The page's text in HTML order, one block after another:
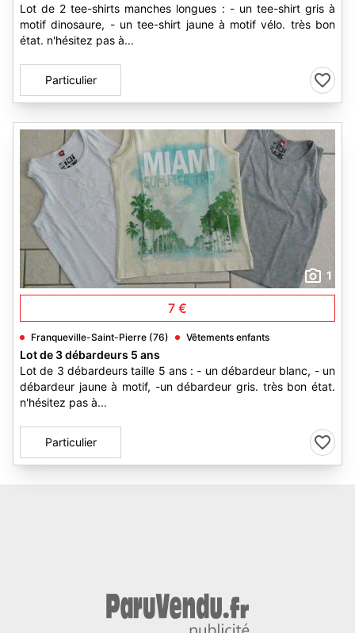
Lot de 2 tee-shirts manches longues : - un tee-shirt gris à
motif dinosaure, - un tee-shirt jaune à motif vélo. très bon
état. n'hésitez pas à...
Particulier
1
7 €
Franqueville-Saint-Pierre (76) Vêtements enfants
Lot de 3 débardeurs 5 ans
Lot de 3 débardeurs taille 5 ans : - un débardeur blanc, - un
débardeur jaune à motif, -un débardeur gris. très bon état.
n'hésitez pas à...
Particulier